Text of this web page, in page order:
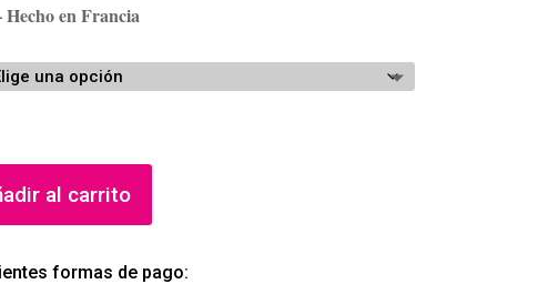
en Francia
al carrito
formas de pago: